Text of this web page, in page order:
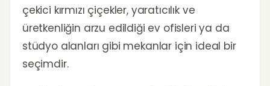
çekici kırmızı çiçekler, yaratıcılık ve
üretkenliğin arzu edildiği ev ofisleri ya da
stüdyo alanları gibi mekanlar için ideal bir
seçimdir.